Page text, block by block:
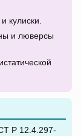
кулиски.
и люверсы
Р 12.4.297-